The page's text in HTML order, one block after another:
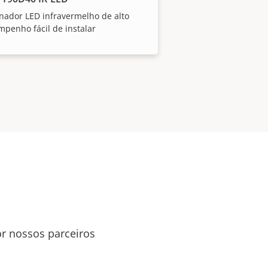
LED infravermelho de alto
fácil de instalar
nossos parceiros